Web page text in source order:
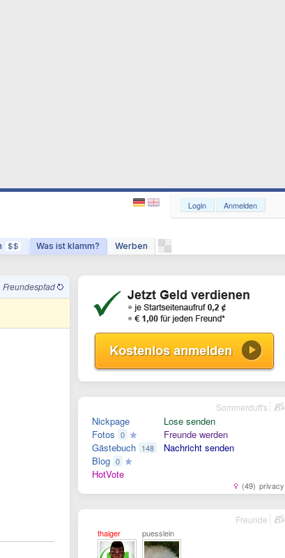
$$ Was ist klamm? Werben
Login Anmelden
Freundespfad
Nickpage
Fotos 0
Gästebuch 148
Blog 0
HotVote
Lose senden
Freunde werden
Nachricht senden
(49) privacy
Sommerduft's
thaiger puesslein
Freunde